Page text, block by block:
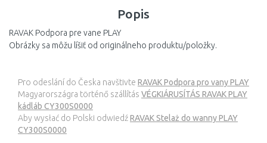
Popis
RAVAK Podpora pre vane PLAY
Obrázky sa môžu líšiť od originálneho produktu/položky.
Pro odeslání do Česka navštivte RAVAK Podpora pro vany PLAY
Magyarországra történő szállítás VÉGKIÁRUSÍTÁS RAVAK PLAY
kádláb CY300S0000
Aby wysłać do Polski odwiedźRAVAK Stelaż do wanny PLAY
CY300S0000